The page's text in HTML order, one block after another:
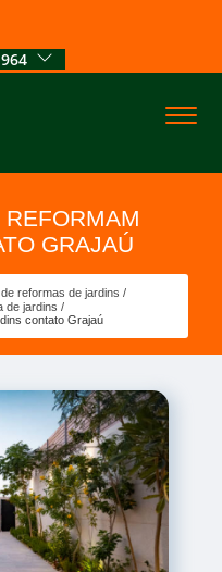
GRAJAÚ
reformas de jardins
de jardins
contato Grajaú